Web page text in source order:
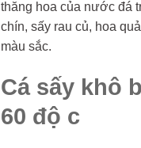
thăng hoa của nước đá
chín, sấy rau củ, hoa
màu sắc.
Cá sấy khô
60 độ c